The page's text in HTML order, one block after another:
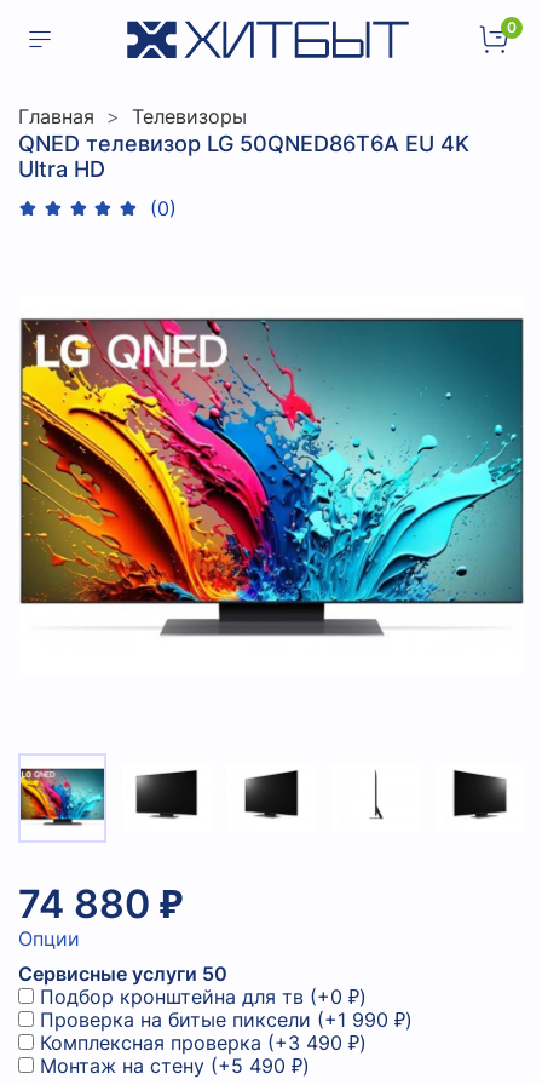
0
Главная Телевизоры
QNED телевизор LG 50QNED86T6A EU 4K
Ultra HD
(0)
74 880 ₽
Опции
Сервисные услуги 50
Подбор кронштейна для тв (+0 ₽)
Проверка на битые пиксели (+1 990 ₽)
Комплексная проверка (+3 490 ₽)
Монтаж на стену (+5 490 ₽)